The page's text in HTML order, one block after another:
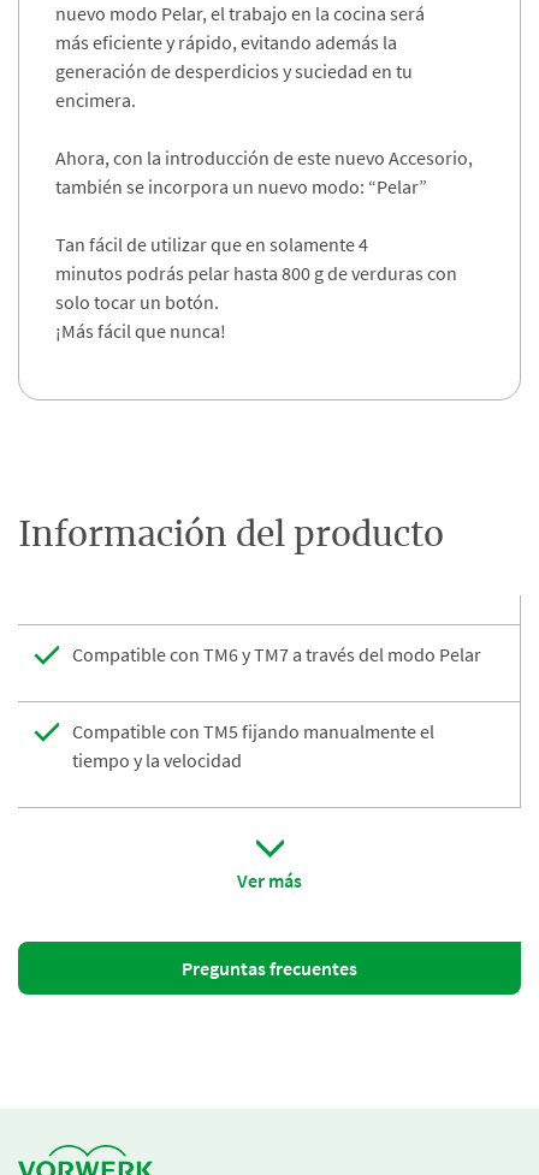
nuevo modo Pelar, el trabajo en la cocina será
más eficiente y rápido, evitando además la
generación de desperdicios y suciedad en tu
encimera. ​
Ahora, con la introducción de este nuevo Accesorio,
también se incorpora un nuevo modo: “Pelar”​
Tan fácil de utilizar que en solamente 4
minutos podrás pelar hasta 800 g de verduras con
solo tocar un botón. ​
¡Más fácil que nunca!
Información del producto
Compatible con TM6 y TM7 a través del modo Pelar
Compatible con TM5 fijando manualmente el
tiempo y la velocidad
Fácil limpieza: apto para el lavavajillas
Seguro: sin filos cortantes
Ver más
Preguntas frecuentes